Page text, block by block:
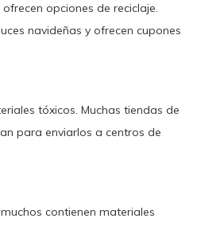
opciones de reciclaje.
navideñas y ofrecen cupones
tóxicos. Muchas tiendas de
para enviarlos a centros de
contienen materiales